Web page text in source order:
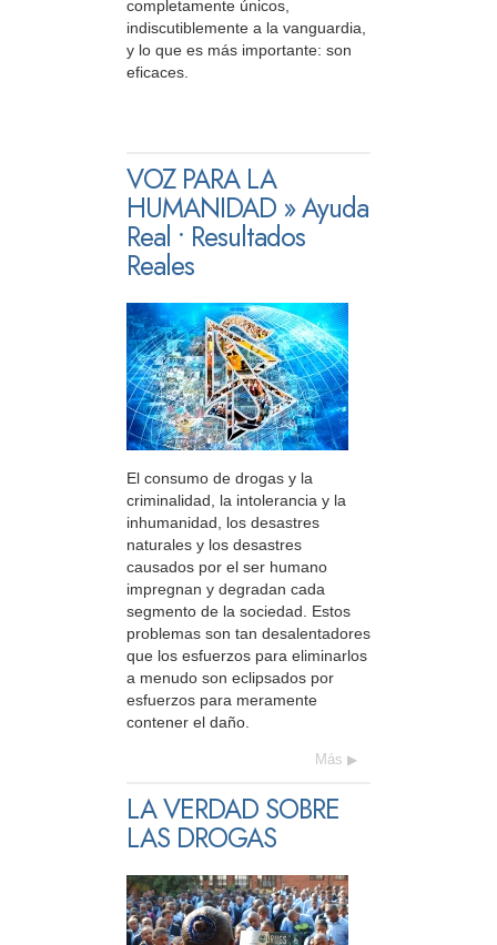
completamente únicos,
indiscutiblemente a la vanguardia,
y lo que es más importante: son
eficaces.
VOZ PARA LA
HUMANIDAD » Ayuda
Real • Resultados
Reales
El consumo de drogas y la
criminalidad, la intolerancia y la
inhumanidad, los desastres
naturales y los desastres
causados por el ser humano
impregnan y degradan cada
segmento de la sociedad. Estos
problemas son tan desalentadores
que los esfuerzos para eliminarlos
a menudo son eclipsados por
esfuerzos para meramente
contener el daño.
Más
LA VERDAD SOBRE
LAS DROGAS